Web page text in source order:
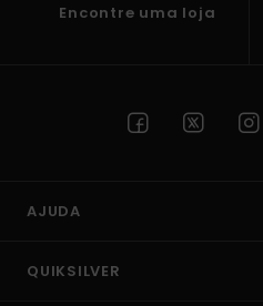
Encontre uma loja
AJUDA
QUIKSILVER